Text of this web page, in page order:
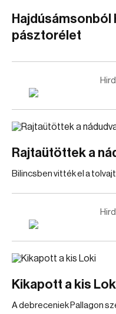
Hajdúsámsonból
pásztorélet
Rajtaütöttek a
Bilincsben vitték el a
Kikapott a kis
A debreceniek Pallagon